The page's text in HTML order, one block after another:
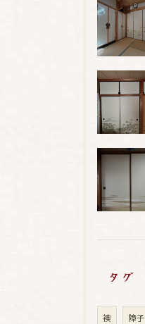
タグ
襖 障子